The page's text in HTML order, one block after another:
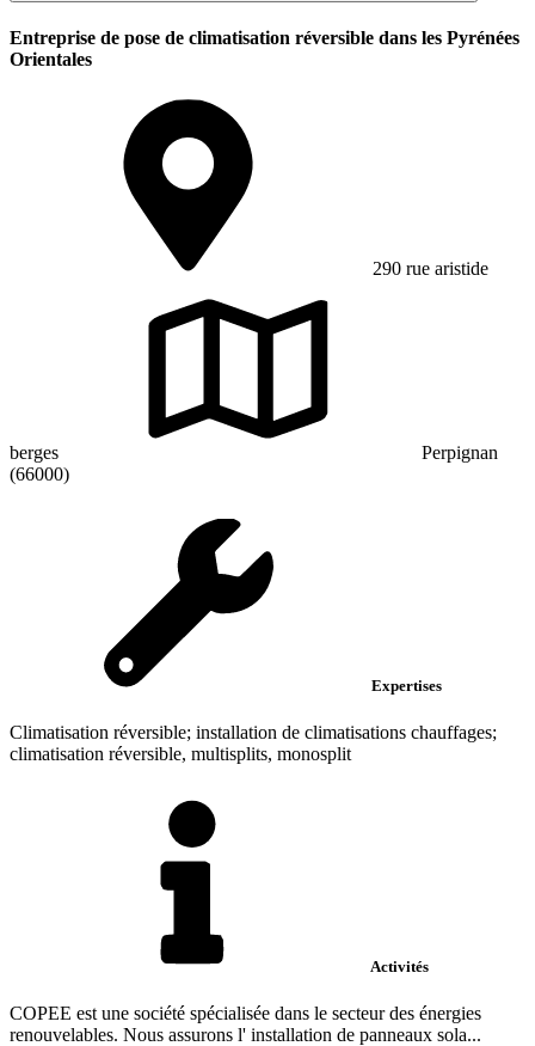
Entreprise de pose de climatisation réversible dans les Pyrénées
Orientales
290 rue aristide
berges
Perpignan
(66000)
Expertises
Climatisation réversible; installation de climatisations chauffages;
climatisation réversible, multisplits, monosplit
Activités
COPEE est une société spécialisée dans le secteur des énergies
renouvelables. Nous assurons l' installation de panneaux sola...